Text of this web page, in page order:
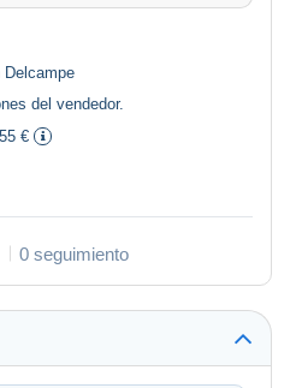
Delcampe
del vendedor.
€
0 seguimiento